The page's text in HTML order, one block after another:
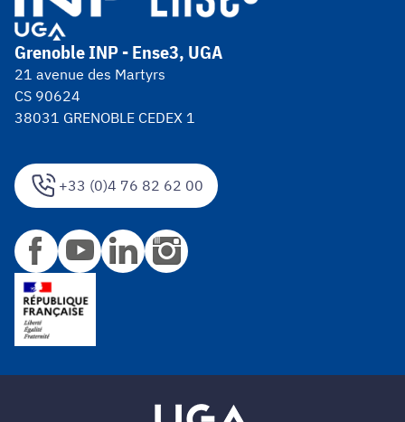
+33 (0)4 76 82 62 00
Grenoble INP - Ense3, UGA
21 avenue des Martyrs
CS 90624
38031 GRENOBLE CEDEX 1